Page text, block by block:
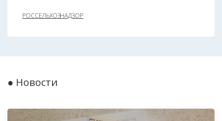
РОССЕЛЬХОЗНАДЗОР
● Новости